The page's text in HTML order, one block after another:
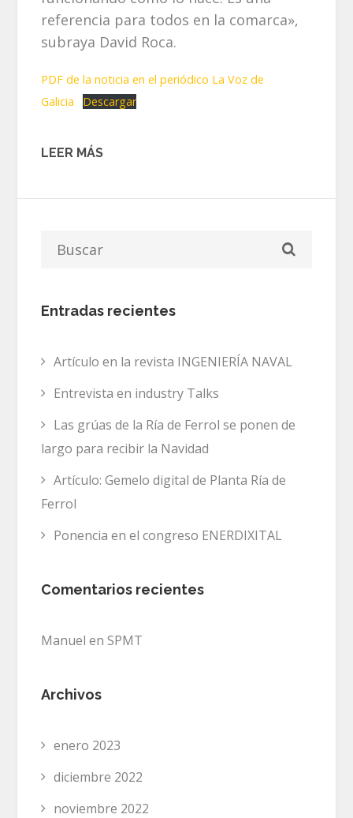
referencia para todos en la comarca»,
subraya David Roca.
PDF de la noticia en el periódico La Voz de
Galicia
Descargar
LEER MÁS
Entradas recientes
Artículo en la revista INGENIERÍA NAVAL
Entrevista en industry Talks
Las grúas de la Ría de Ferrol se ponen de
largo para recibir la Navidad
Artículo: Gemelo digital de Planta Ría de
Ferrol
Ponencia en el congreso ENERDIXITAL
Comentarios recientes
Manuel enSPMT
Archivos
enero 2023
diciembre 2022
noviembre 2022